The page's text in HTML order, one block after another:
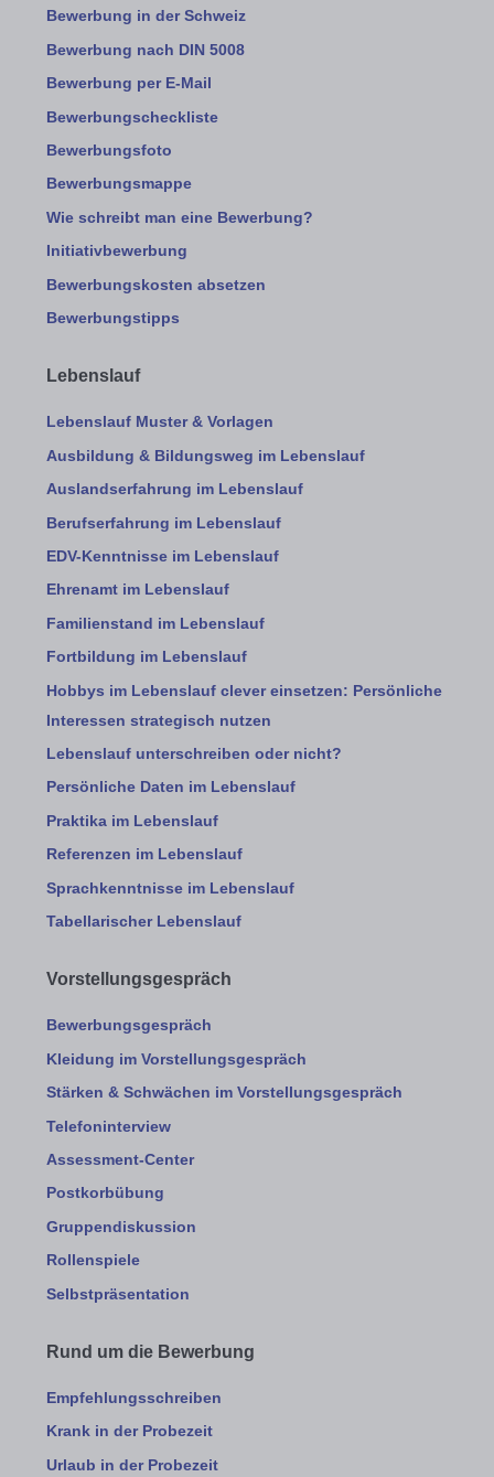
Bewerbung in der Schweiz
Bewerbung nach DIN 5008
Bewerbung per E-Mail
Bewerbungscheckliste
Bewerbungsfoto
Bewerbungsmappe
Wie schreibt man eine Bewerbung?
Initiativbewerbung
Bewerbungskosten absetzen
Bewerbungstipps
Lebenslauf
Lebenslauf Muster & Vorlagen
Ausbildung & Bildungsweg im Lebenslauf
Auslandserfahrung im Lebenslauf
Berufserfahrung im Lebenslauf
EDV-Kenntnisse im Lebenslauf
Ehrenamt im Lebenslauf
Familienstand im Lebenslauf
Fortbildung im Lebenslauf
Hobbys im Lebenslauf clever einsetzen: Persönliche
Interessen strategisch nutzen
Lebenslauf unterschreiben oder nicht?
Persönliche Daten im Lebenslauf
Praktika im Lebenslauf
Referenzen im Lebenslauf
Sprachkenntnisse im Lebenslauf
Tabellarischer Lebenslauf
Vorstellungsgespräch
Bewerbungsgespräch
Kleidung im Vorstellungsgespräch
Stärken & Schwächen im Vorstellungsgespräch
Telefoninterview
Assessment-Center
Postkorbübung
Gruppendiskussion
Rollenspiele
Selbstpräsentation
Rund um die Bewerbung
Empfehlungsschreiben
Krank in der Probezeit
Urlaub in der Probezeit